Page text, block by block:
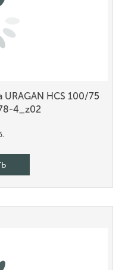
HCS 100/75
4_z02